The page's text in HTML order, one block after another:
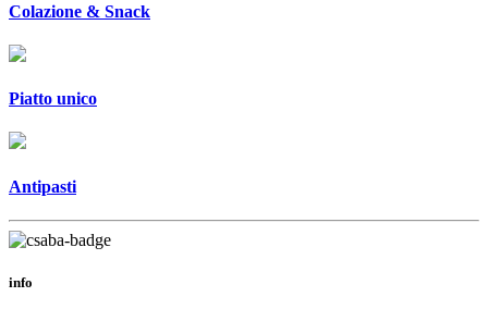
Colazione & Snack
Piatto unico
Antipasti
info